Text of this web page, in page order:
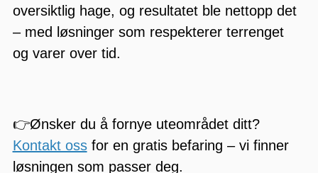
oversiktlig hage, og resultatet ble nettopp det
– med løsninger som respekterer terrenget
og varer over tid.
👉Ønsker du å fornye uteområdet ditt?
Kontakt ossfor en gratis befaring – vi finner
løsningen som passer deg.